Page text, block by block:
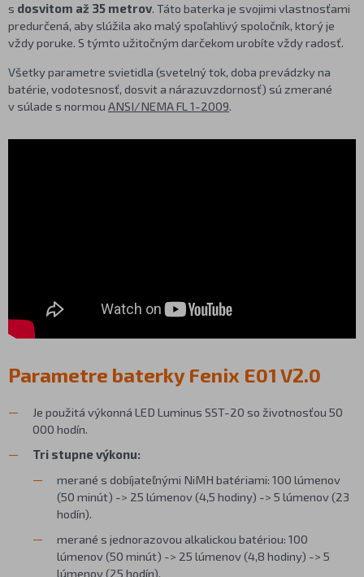
s dosvitom až 35 metrov. Táto baterka je svojimi vlastnosťami
predurčená, aby slúžila ako malý spoľahlivý spoločník, ktorý je
vždy poruke. S týmto užitočným darčekom urobíte vždy radosť.
Všetky parametre svietidla (svetelný tok, doba prevádzky na
batérie, vodotesnosť, dosvit a nárazuvzdornosť) sú zmerané
v súlade s normou ANSI/NEMA FL 1-2009.
Parametre baterky Fenix E01 V2.0
Je použitá výkonná LED Luminus SST-20 so životnosťou 50
000 hodín.
Tri stupne výkonu:
merané s dobíjateľnými NiMH batériami: 100 lúmenov
(50 minút) -> 25 lúmenov (4,5 hodiny) -> 5 lúmenov (23
hodín).
merané s jednorazovou alkalickou batériou: 100
lúmenov (50 minút) -> 25 lúmenov (4,8 hodiny) -> 5
lúmenov (25 hodín).